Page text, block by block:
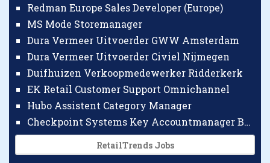
Redman Europe Sales Developer (Europe)
MS Mode Storemanager
Dura Vermeer Uitvoerder GWW Amsterdam
Dura Vermeer Uitvoerder Civiel Nijmegen
Duifhuizen Verkoopmedewerker Ridderkerk
EK Retail Customer Support Omnichannel
Hubo Assistent Category Manager
Checkpoint Systems Key Accountmanager Benelux
RetailTrends Jobs